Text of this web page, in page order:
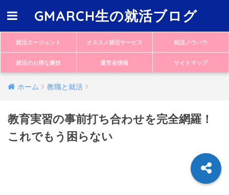
GMARCH生の就活ブログ
就活エージェント オススメ就活サービス 就活ノウハウ
就活のお得な裏技 運営者情報 サイトマップ
ホーム 教職と就活
教育実習の事前打ち合わせを完全網羅！
これでもう困らない